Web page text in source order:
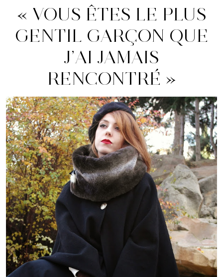
« VOUS ÊTES LE PLUS
GENTIL GARÇON QUE
J’AI JAMAIS
RENCONTRÉ »